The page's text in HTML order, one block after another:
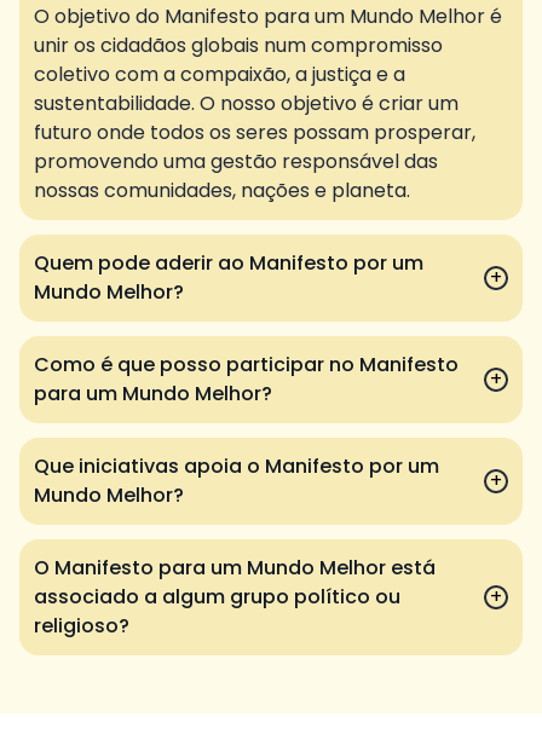
O objetivo do Manifesto para um Mundo Melhor é
unir os cidadãos globais num compromisso
coletivo com a compaixão, a justiça e a
sustentabilidade. O nosso objetivo é criar um
futuro onde todos os seres possam prosperar,
promovendo uma gestão responsável das
nossas comunidades, nações e planeta.
Quem pode aderir ao Manifesto por um
Mundo Melhor?
+
Como é que posso participar no Manifesto
para um Mundo Melhor?
+
Que iniciativas apoia o Manifesto por um
Mundo Melhor?
+
O Manifesto para um Mundo Melhor está
associado a algum grupo político ou
religioso?
+